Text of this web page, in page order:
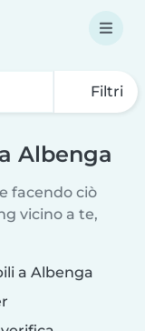
Filtri
Albenga
facendo ciò
vicino a te,
a Albenga